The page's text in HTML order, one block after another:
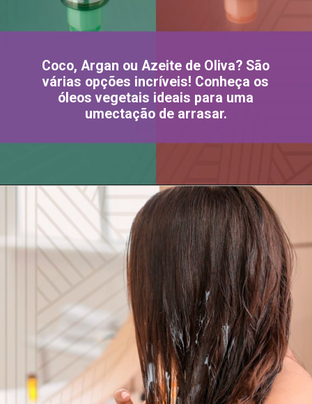
Coco, Argan ou Azeite de Oliva? São
várias opções incríveis! Conheça os
óleos vegetais ideais para uma
umectação de arrasar.